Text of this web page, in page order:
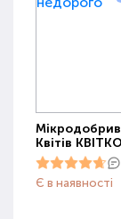
Квітів
Є в наявності